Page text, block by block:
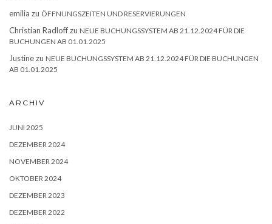
emilia zu ÖFFNUNGSZEITEN UND RESERVIERUNGEN
Christian Radloffzu NEUE BUCHUNGSSYSTEM AB 21.12.2024 FÜR DIE
BUCHUNGEN AB 01.01.2025
Justinezu NEUE BUCHUNGSSYSTEM AB 21.12.2024 FÜR DIE BUCHUNGEN
AB 01.01.2025
ARCHIV
JUNI 2025
DEZEMBER 2024
NOVEMBER 2024
OKTOBER 2024
DEZEMBER 2023
DEZEMBER 2022